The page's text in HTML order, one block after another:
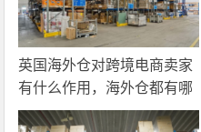
英国海外仓对跨境电商卖家
有什么作用，海外仓都有哪
些核心服务？